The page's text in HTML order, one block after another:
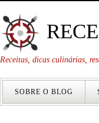
Receitas, dicas culinárias,
SOBRE O BLOG